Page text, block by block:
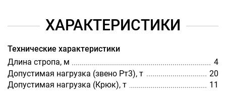
ХАРАКТЕРИСТИКИ
Технические характеристики
Длина стропа, м
4
Допустимая нагрузка (звено Рт3), т
20
Допустимая нагрузка (Крюк), т
11